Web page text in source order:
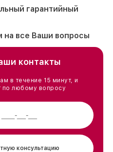
гарантийный
на все Ваши вопросы
контакты
в течение 15 минут, и
по любому вопросу
консультацию